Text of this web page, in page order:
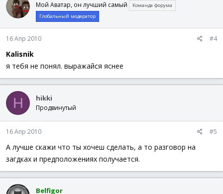
Мой Аватар, он лучший самый
Команда форума
Глобальный модератор
16 Апр 2010 #4
Kalisnik
я тебя не понял. выражайся яснее
H hikki
Продвинутый
16 Апр 2010 #5
А лучше скажи что ты хочеш сделать, а то разговор на
загдках и предположениях получается.
Belfigor